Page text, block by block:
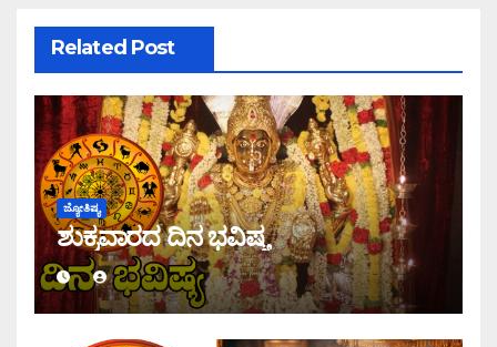
Related Post
ಜ್ಯೋತಿಷ್ಯ
ಶುಕ್ರವಾರದ ದಿನ ಭವಿಷ್ಯ